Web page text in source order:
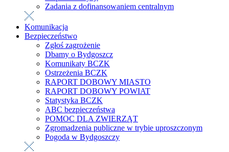
Zadania z dofinansowaniem centralnym
Komunikacja
Bezpieczeństwo
Zgłoś zagrożenie
Dbamy o Bydgoszcz
Komunikaty BCZK
Ostrzeżenia BCZK
RAPORT DOBOWY MIASTO
RAPORT DOBOWY POWIAT
Statystyka BCZK
ABC bezpieczeństwa
POMOC DLA ZWIERZĄT
Zgromadzenia publiczne w trybie uproszczonym
Pogoda w Bydgoszczy